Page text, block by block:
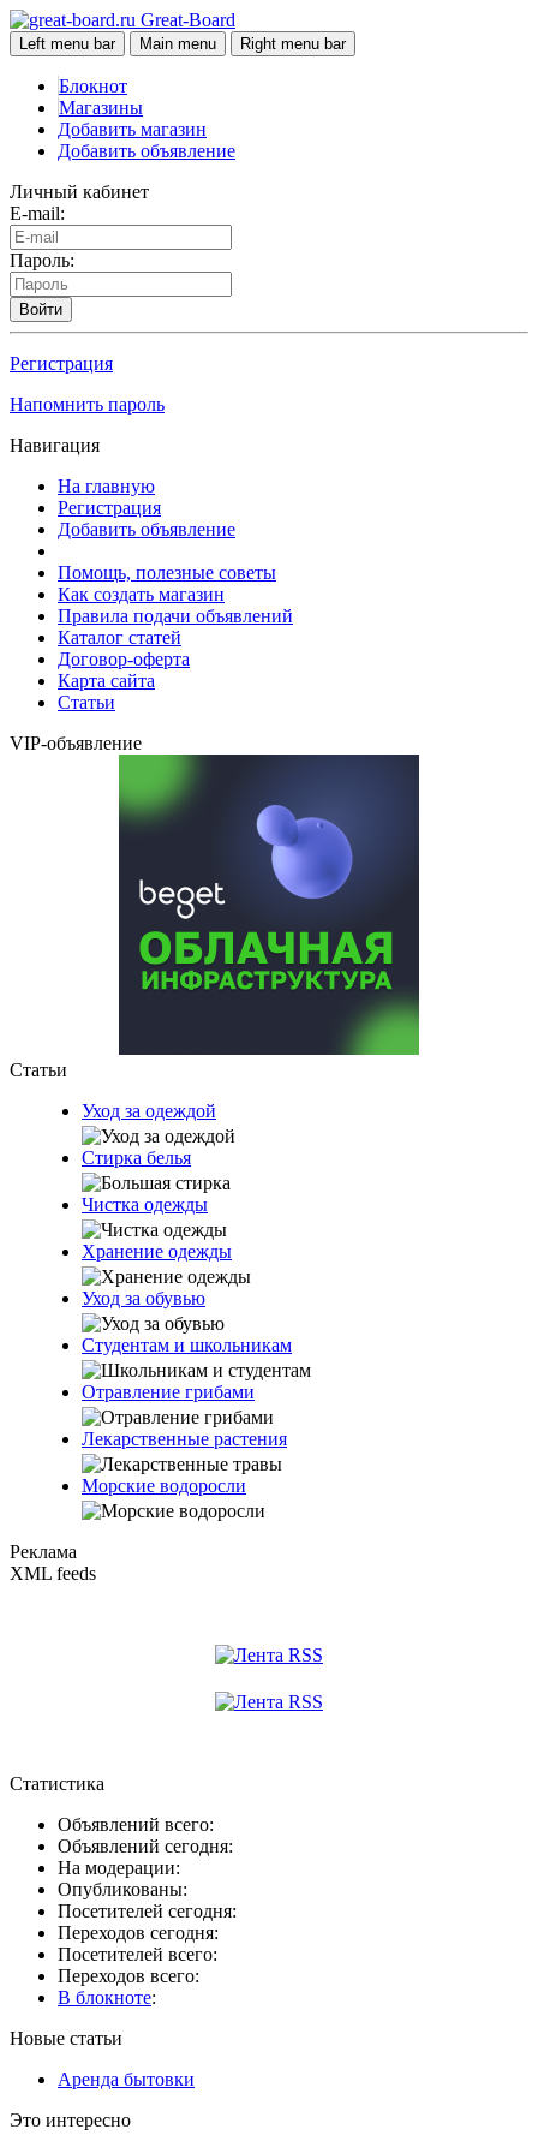
Great-Board
Left menu bar Main menu Right menu bar
Блокнот
Магазины
Добавить магазин
Добавить объявление
Личный кабинет
E-mail:
Пароль:
Войти
Регистрация
Напомнить пароль
Навигация
На главную
Регистрация
Добавить объявление
Помощь, полезные советы
Как создать магазин
Правила подачи объявлений
Каталог статей
Договор-оферта
Карта сайта
Статьи
VIP-объявление
Статьи
Уход за одеждой
Стирка белья
Чистка одежды
Хранение одежды
Уход за обувью
Студентам и школьникам
Отравление грибами
Лекарственные растения
Морские водоросли
Реклама
XML feeds
Статистика
Объявлений всего:
Объявлений сегодня:
На модерации:
Опубликованы:
Посетителей сегодня:
Переходов сегодня:
Посетителей всего:
Переходов всего:
В блокноте:
Новые статьи
Аренда бытовки
Это интересно